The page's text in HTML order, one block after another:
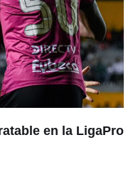
en la LigaPro